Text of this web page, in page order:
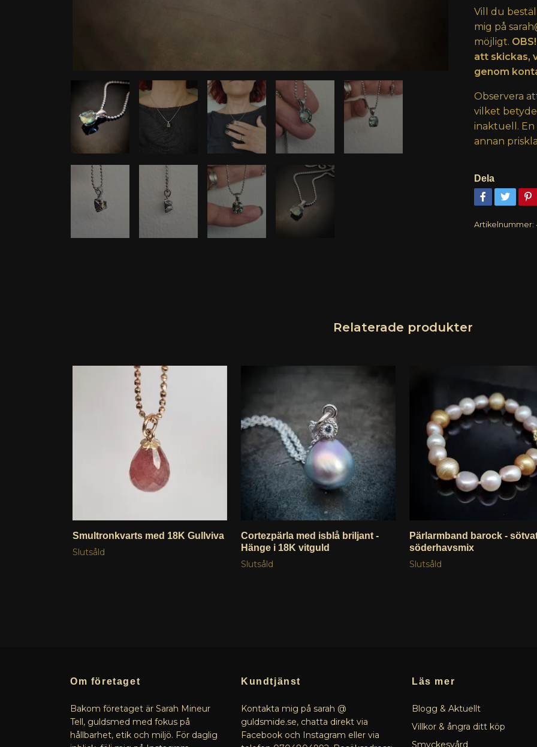
Vill du
mig på
möjligt.
att skickas,
genom
Observera
vilket
inaktuell.
annan
Dela
Artikelnummer:
Smultronkvarts med 18K Gullviva
Slutsåld
Cortezpärla med isblå briljant -
Hänge i 18K vitguld
Slutsåld
Pärlarmband barock -
söderhavsmix
Slutsåld
Om företaget
Bakom företaget är Sarah Mineur
Tell, guldsmed med fokus på
hållbarhet, etik och miljö. För daglig
Kundtjänst
Kontakta mig på sarah @
guldsmide.se, chatta direkt via
Facebook och Instagram eller via
Läs mer
Blogg & Aktuellt
Villkor & ångra ditt köp
Smyckesvård